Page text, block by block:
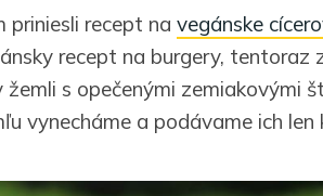
priniesli recept na vegánske
recept na burgery, tentoraz
žemli s opečenými zemiakovými
vynecháme a podávame ich